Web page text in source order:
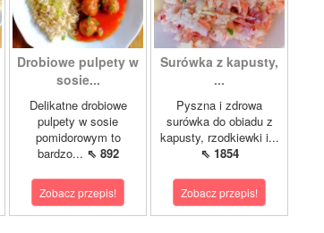
Drobiowe pulpety w
sosie...
Delikatne drobiowe
pulpety w sosie
pomidorowym to
bardzo... ⇖ 892
Zobacz przepis!
Surówka z kapusty,
...
Pyszna i zdrowa
surówka do obiadu z
kapusty, rzodkiewki i...
⇖ 1854
Zobacz przepis!